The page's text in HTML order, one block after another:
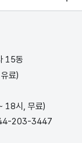
15동
료)
18시, 무료)
203-3447